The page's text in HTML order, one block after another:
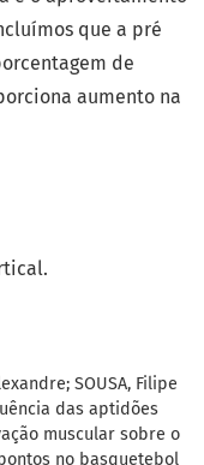
SOUSA, Filipe
das aptidões
muscular sobre o
no basquetebol
que a pré
de
aumento na